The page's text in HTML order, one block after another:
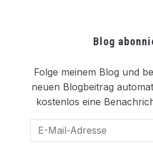
Blog
Folge meinem Blog und
neuen Blogbeitrag
kostenlos eine
Mail-